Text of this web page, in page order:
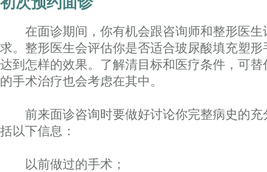
在面诊期间，你有机会跟咨询师和整形医生
求。整形医生会评估你是否适合玻尿酸填充塑
达到怎样的效果。了解清目标和医疗条件，可
的手术治疗也会考虑在其中。
前来面诊咨询时要做好讨论你完整病史的充
括以下信息：
以前做过的手术；